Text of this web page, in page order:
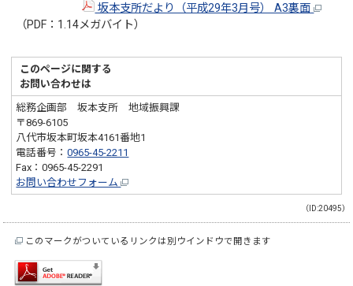
坂本支所だより（平成29年3月号） A3裏面
（PDF：1.14メガバイト）
このページに関する
お問い合わせは
総務企画部 坂本支所 地域振興課
〒869-6105
八代市坂本町坂本4161番地1
電話番号：0965-45-2211
Fax：0965-45-2291
お問い合わせフォーム
（ID:20495）
このマークがついているリンクは別ウインドウで開きます